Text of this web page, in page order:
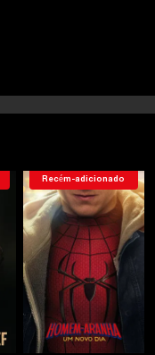
Recém-adicionado